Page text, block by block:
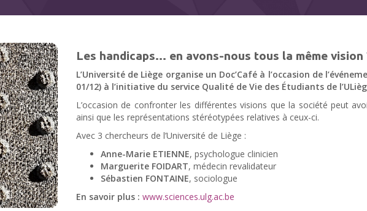
Les handicaps… en avons-nous tous la même vision
L’Université de Liège organise un Doc’Café à l’occasion de
01/12) à l’initiative du service Qualité de Vie des Étudiants de
L’occasion de confronter les différentes visions que la société peut
ainsi que les représentations stéréotypées relatives à ceux-ci.
Avec 3 chercheurs de l’Université de Liège :
Anne-Marie ETIENNE, psychologue clinicien
Marguerite FOIDART, médecin revalidateur
Sébastien FONTAINE, sociologue
En savoir plus : www.sciences.ulg.ac.be